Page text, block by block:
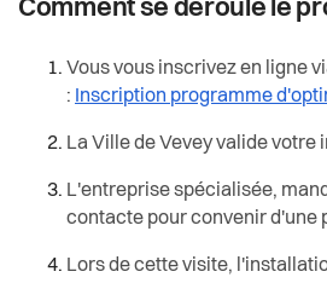
Comment se déroule le
Vous vous inscrivez en ligne
: Inscription programme
La Ville de Vevey valide votre
L'entreprise spécialisée,
contacte pour convenir d'une
Lors de cette visite,